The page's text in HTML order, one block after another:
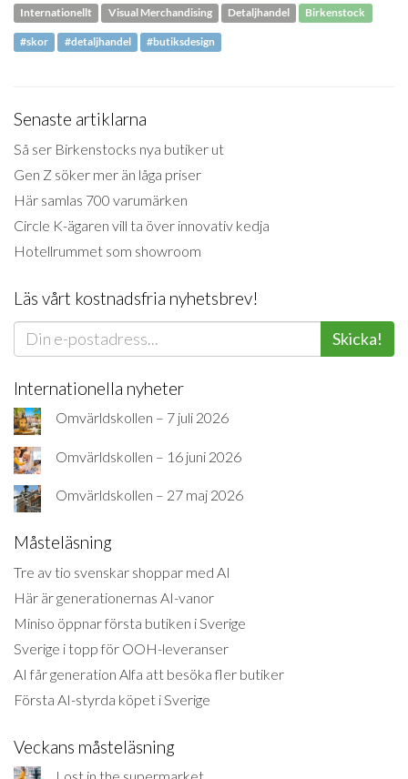
Internationellt Visual Merchandising Detaljhandel Birkenstock
#skor #detaljhandel #butiksdesign
Senaste artiklarna
Så ser Birkenstocks nya butiker ut
Gen Z söker mer än låga priser
Här samlas 700 varumärken
Circle K-ägaren vill ta över innovativ kedja
Hotellrummet som showroom
Läs vårt kostnadsfria nyhetsbrev!
Skicka!
Internationella nyheter
Omvärldskollen – 7 juli 2026
Omvärldskollen – 16 juni 2026
Omvärldskollen – 27 maj 2026
Måsteläsning
Tre av tio svenskar shoppar med AI
Här är generationernas AI-vanor
Miniso öppnar första butiken i Sverige
Sverige i topp för OOH-leveranser
AI får generation Alfa att besöka fler butiker
Första AI-styrda köpet i Sverige
Veckans måsteläsning